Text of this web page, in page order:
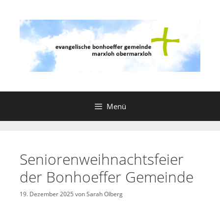
springen
Menü
Seniorenweihnachtsfeier
der Bonhoeffer Gemeinde
19. Dezember 2025 vonSarah Olberg